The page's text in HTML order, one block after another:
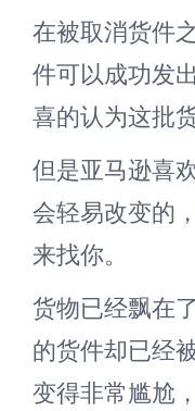
在被取消货件
件可以成功发
喜的认为这批
但是亚马逊喜
会轻易改变的
来找你。
货物已经飘在
的货件却已经
变得非常尴尬